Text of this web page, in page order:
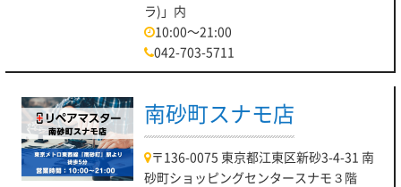
ラ)」内
10:00～21:00
042-703-5711
南砂町スナモ店
〒136-0075 東京都江東区新砂3-4-31 南
砂町ショッピングセンタースナモ３階